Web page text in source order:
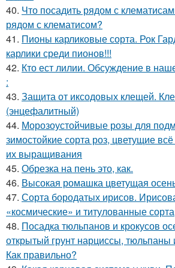
40. Что посадить рядом с
рядом с клематисом?
41. Пионы карликовые сорта. Рок
карлики среди пионов!!!
42. Кто ест лилии. Обсуждение в
:
43. Защита от иксодовых клещей.
(энцефалитный)
44. Морозоустойчивые розы для
зимостойкие сорта роз, цветущие
их выращивания
45. Обрезка на пень это, как.
46. Высокая ромашка цветущая
47. Сорта бородатых ирисов.
«космические» и титулованные сорта
48. Посадка тюльпанов и крокусов
открытый грунт нарциссы, тюльпаны
Как правильно?